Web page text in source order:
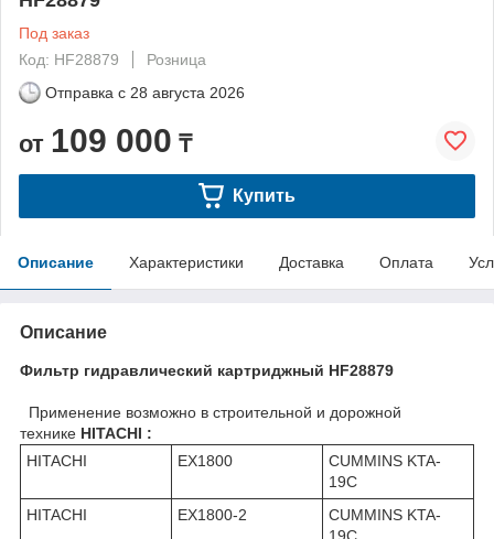
Под заказ
Код: HF28879
Розница
Отправка с 28 августа 2026
от 109 000 ₸
Купить
Описание Характеристики Доставка Оплата
Описание
Фильтр гидравлический картриджный HF28879
Применение возможно в строительной и дорожной
технике HITACHI :
HITACHI
EX1800
CUMMINS KTA-
19C
HITACHI
EX1800-2
CUMMINS KTA-
19C